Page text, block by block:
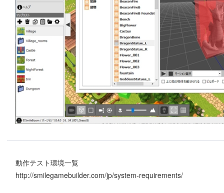
動作テスト環境一覧
http://smilegamebuilder.com/jp/system-requirements/